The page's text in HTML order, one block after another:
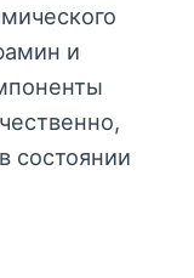
и
состоянии